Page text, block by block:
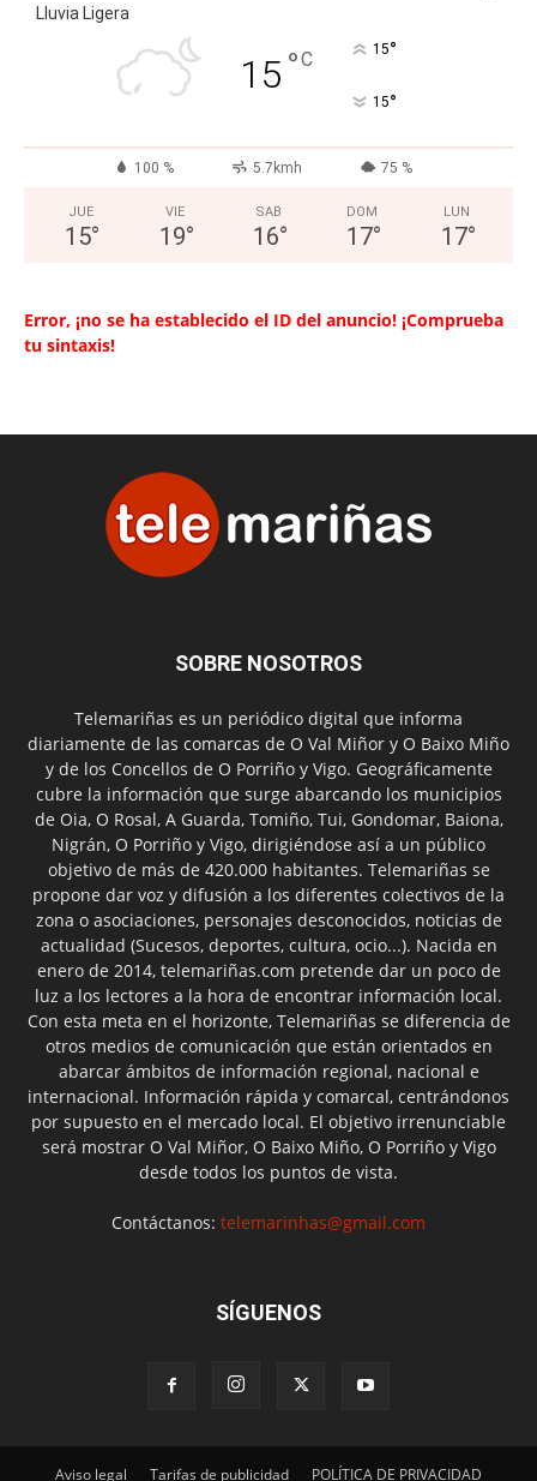
Lluvia Ligera
15 °C 15°
15°
100 % 5.7kmh 75 %
JUE
15°
VIE
19°
SAB
16°
DOM
17°
LUN
17°
Error, ¡no se ha establecido el ID del anuncio! ¡Comprueba
tu sintaxis!
SOBRE NOSOTROS
Telemariñas es un periódico digital que informa
diariamente de las comarcas de O Val Miñor y O Baixo Miño
y de los Concellos de O Porriño y Vigo. Geográficamente
cubre la información que surge abarcando los municipios
de Oia, O Rosal, A Guarda, Tomiño, Tui, Gondomar, Baiona,
Nigrán, O Porriño y Vigo, dirigiéndose así a un público
objetivo de más de 420.000 habitantes. Telemariñas se
propone dar voz y difusión a los diferentes colectivos de la
zona o asociaciones, personajes desconocidos, noticias de
actualidad (Sucesos, deportes, cultura, ocio...). Nacida en
enero de 2014, telemariñas.com pretende dar un poco de
luz a los lectores a la hora de encontrar información local.
Con esta meta en el horizonte, Telemariñas se diferencia de
otros medios de comunicación que están orientados en
abarcar ámbitos de información regional, nacional e
internacional. Información rápida y comarcal, centrándonos
por supuesto en el mercado local. El objetivo irrenunciable
será mostrar O Val Miñor, O Baixo Miño, O Porriño y Vigo
desde todos los puntos de vista.
Contáctanos: telemarinhas@gmail.com
SÍGUENOS
Aviso legal Tarifas de publicidad POLÍTICA DE PRIVACIDAD